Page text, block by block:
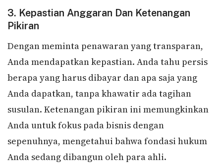
3. Kepastian Anggaran Dan Ketenangan
Pikiran
Dengan meminta penawaran yang transparan,
Anda mendapatkan kepastian. Anda tahu persis
berapa yang harus dibayar dan apa saja yang
Anda dapatkan, tanpa khawatir ada tagihan
susulan. Ketenangan pikiran ini memungkinkan
Anda untuk fokus pada bisnis dengan
sepenuhnya, mengetahui bahwa fondasi hukum
Anda sedang dibangun oleh para ahli.